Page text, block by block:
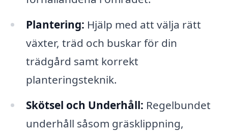
Plantering: Hjälp med att välja rätt
växter, träd och buskar för din
trädgård samt korrekt
planteringsteknik.
Skötsel och Underhåll: Regelbundet
underhåll såsom gräsklippning,